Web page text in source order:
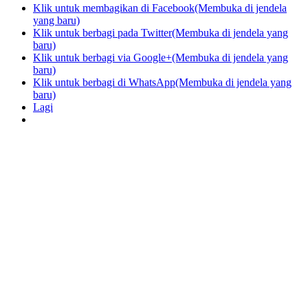
Klik untuk membagikan di Facebook(Membuka di jendela
yang baru)
Klik untuk berbagi pada Twitter(Membuka di jendela yang
baru)
Klik untuk berbagi via Google+(Membuka di jendela yang
baru)
Klik untuk berbagi di WhatsApp(Membuka di jendela yang
baru)
Lagi